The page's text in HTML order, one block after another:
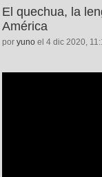
El quechua, la
América
por yuno el 4 dic 2020,